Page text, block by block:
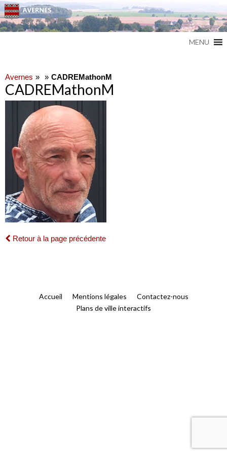
MENU
Avernes CADREMathonM
CADREMathonM
Retour à la page précédente
Accueil Mentions légales
Contactez-nous
Plans de ville interactifs